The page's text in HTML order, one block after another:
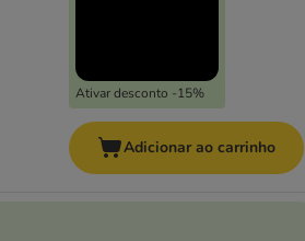
Ativar desconto -15%
Adicionar ao carrinho